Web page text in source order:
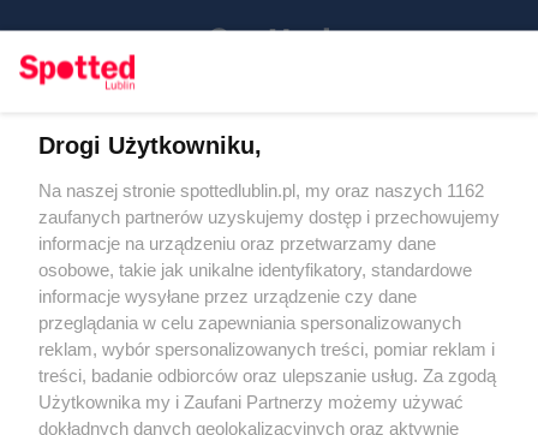
KATEGORIE
OGŁOSZENIA
WYDARZENIA
Regulamin
Polityka prywatności
RODO
Warunki korzystania z treści
Drogi Użytkowniku,
Na naszej stronie spottedlublin.pl, my oraz naszych 1162
zaufanych partnerów uzyskujemy dostęp i przechowujemy
informacje na urządzeniu oraz przetwarzamy dane
osobowe, takie jak unikalne identyfikatory, standardowe
informacje wysyłane przez urządzenie czy dane
przeglądania w celu zapewniania spersonalizowanych
reklam, wybór spersonalizowanych treści, pomiar reklam i
treści, badanie odbiorców oraz ulepszanie usług. Za zgodą
Użytkownika my i Zaufani Partnerzy możemy używać
dokładnych danych geolokalizacyjnych oraz aktywnie